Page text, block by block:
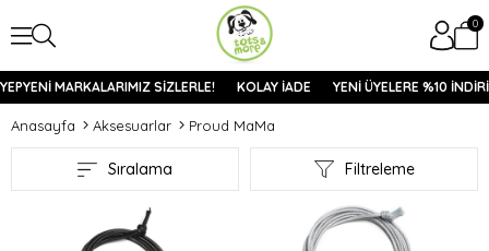
0
YEPYENİ MARKALARIMIZ SİZLERLE! KOLAY İADE YENİ ÜYELERE %10
Anasayfa Aksesuarlar Proud MaMa
Filtreleme
Sıralama